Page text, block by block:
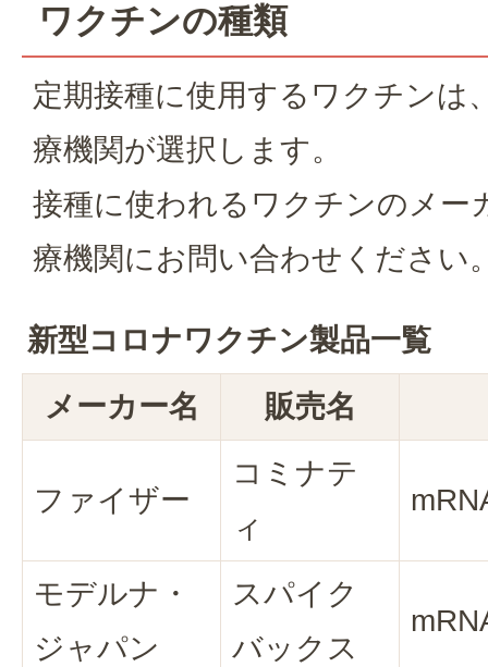
ワクチンの種類
定期接種に使用するワクチンは
療機関が選択します。
接種に使われるワクチンのメー
療機関にお問い合わせください
新型コロナワクチン製品一覧
メーカー名
販売名
ファイザー
コミナテ
ィ
モデルナ・
ジャパン
スパイク
バックス